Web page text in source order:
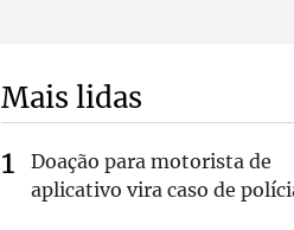
Mais lidas
Doação para motorista de
aplicativo vira caso de